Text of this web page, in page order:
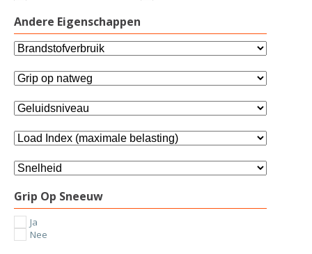
UNIROYAL
YOKOHAMA
Andere Eigenschappen
Grip Op Sneeuw
Ja
Nee